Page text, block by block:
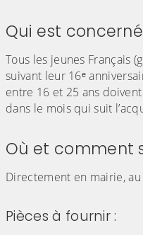
Qui est
Tous les jeunes Français
suivant leur 16ᵉ
entre 16 et 25 ans
dans le mois qui suit
Où et comment
Directement en mairie,
Pièces à fournir :